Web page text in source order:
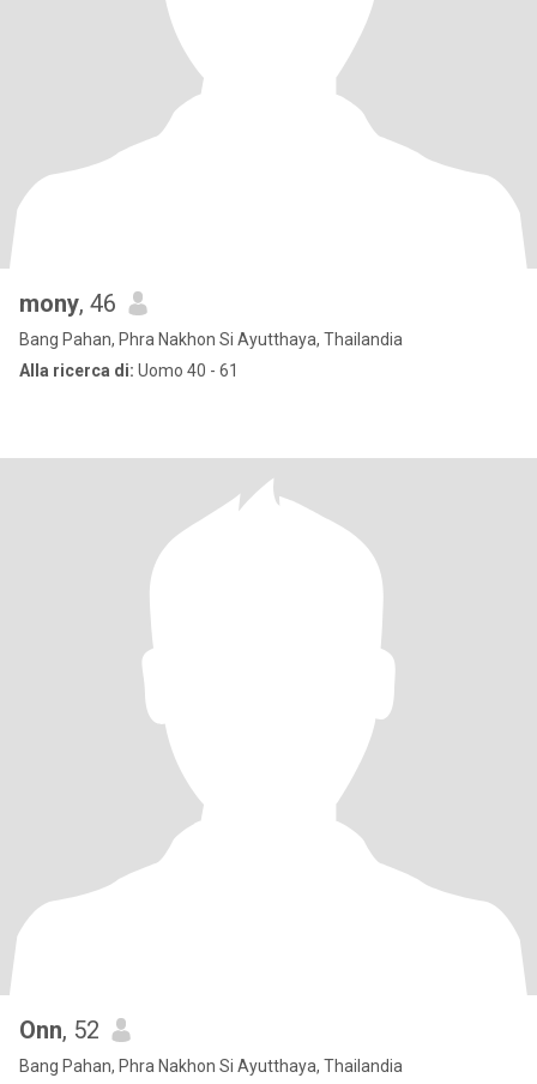
mony, 46
Bang Pahan, Phra Nakhon Si Ayutthaya, Thailandia
Alla ricerca di: Uomo 40 - 61
Onn, 52
Bang Pahan, Phra Nakhon Si Ayutthaya, Thailandia